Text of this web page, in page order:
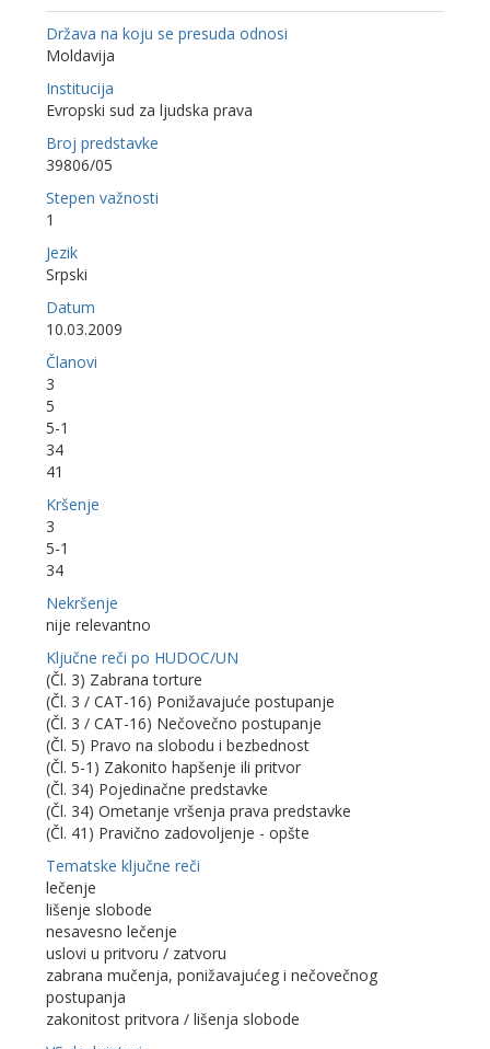
Država na koju se presuda odnosi
Moldavija
Institucija
Evropski sud za ljudska prava
Broj predstavke
39806/05
Stepen važnosti
1
Jezik
Srpski
Datum
10.03.2009
Članovi
3
5
5-1
34
41
Kršenje
3
5-1
34
Nekršenje
nije relevantno
Ključne reči po HUDOC/UN
(Čl. 3) Zabrana torture
(Čl. 3 / CAT-16) Ponižavajuće postupanje
(Čl. 3 / CAT-16) Nečovečno postupanje
(Čl. 5) Pravo na slobodu i bezbednost
(Čl. 5-1) Zakonito hapšenje ili pritvor
(Čl. 34) Pojedinačne predstavke
(Čl. 34) Ometanje vršenja prava predstavke
(Čl. 41) Pravično zadovoljenje - opšte
Tematske ključne reči
lečenje
lišenje slobode
nesavesno lečenje
uslovi u pritvoru / zatvoru
zabrana mučenja, ponižavajućeg i nečovečnog
postupanja
zakonitost pritvora / lišenja slobode